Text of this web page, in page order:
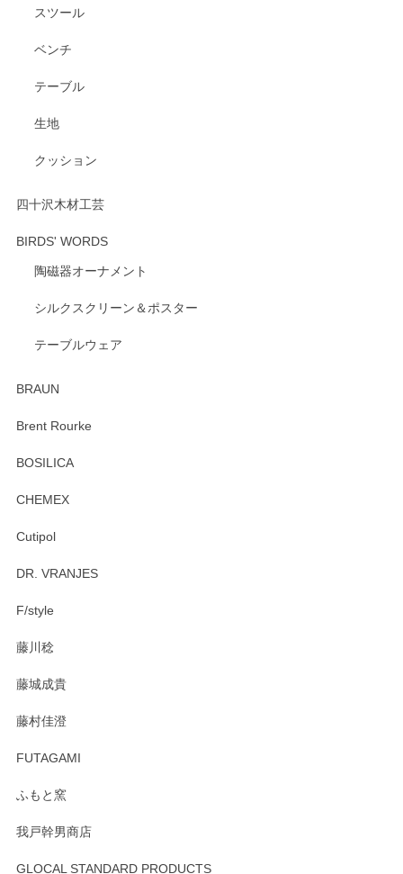
スツール
ベンチ
テーブル
生地
クッション
四十沢木材工芸
BIRDS' WORDS
陶磁器オーナメント
シルクスクリーン＆ポスター
テーブルウェア
BRAUN
Brent Rourke
BOSILICA
CHEMEX
Cutipol
DR. VRANJES
F/style
藤川稔
藤城成貴
藤村佳澄
FUTAGAMI
ふもと窯
我戸幹男商店
GLOCAL STANDARD PRODUCTS